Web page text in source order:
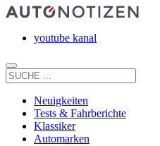
youtube kanal
Neuigkeiten
Tests & Fahrberichte
Klassiker
Automarken